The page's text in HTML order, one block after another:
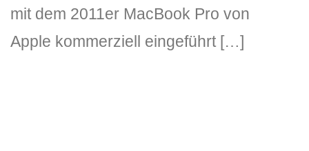
Versionsinformationen
mit dem 2011er MacBook Pro von
Apple kommerziell eingeführt […]